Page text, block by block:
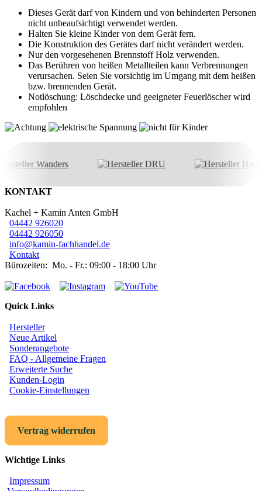
Dieses Gerät darf von Kindern und von behinderten Personen
nicht unbeaufsichtigt verwendet werden.
Halten Sie kleine Kinder von dem Gerät fern.
Die Konstruktion des Gerätes darf nicht verändert werden.
Nur den vorgesehenen Brennstoff Holz verwenden.
Das Berühren von heißen Metallteilen kann Verbrennungen
verursachen. Seien Sie vorsichtig im Umgang mit dem heißen
bzw. brennenden Gerät.
Notlöschung: Löschdecke und geeigneter Feuerlöscher wird
empfohlen
KONTAKT
Kachel + Kamin Anten GmbH
04442 926020
04442 926050
info@kamin-fachhandel.de
Kontakt
Bürozeiten: Mo. - Fr.: 09:00 - 18:00 Uhr
Quick Links
Hersteller
Neue Artikel
Sonderangebote
FAQ - Allgemeine Fragen
Erweiterte Suche
Kunden-Login
Cookie-Einstellungen
Vertrag widerrufen
Wichtige Links
Impressum